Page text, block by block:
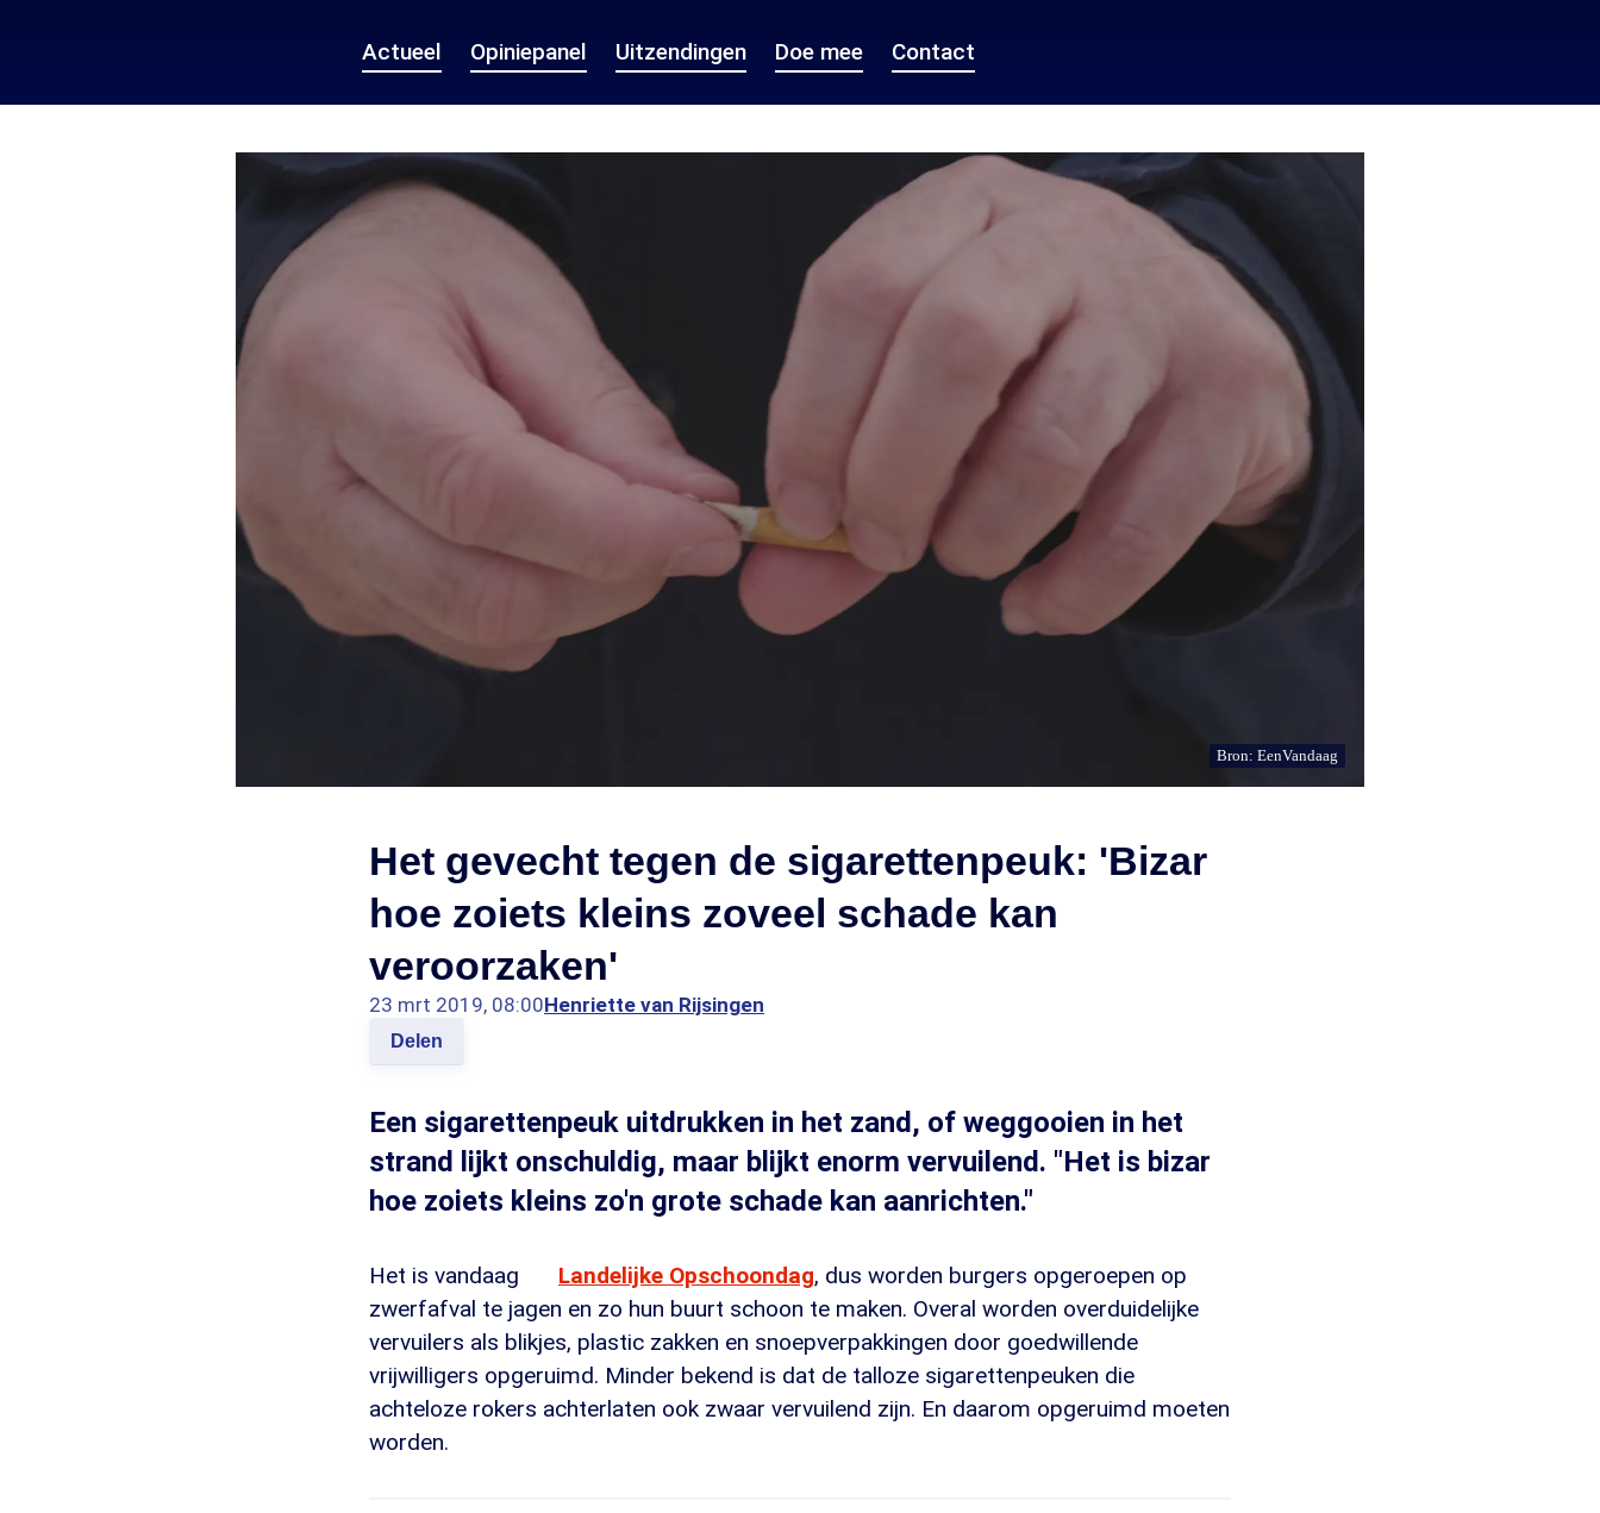
Actueel Opiniepanel Uitzendingen Doe mee Contact
Bron: EenVandaag
Het gevecht tegen de sigarettenpeuk: 'Bizar
hoe zoiets kleins zoveel schade kan
veroorzaken'
23 mrt 2019, 08:00Henriette van Rijsingen
Delen
Een sigarettenpeuk uitdrukken in het zand, of weggooien in het
strand lijkt onschuldig, maar blijkt enorm vervuilend. "Het is bizar
hoe zoiets kleins zo'n grote schade kan aanrichten."
Het is vandaag Landelijke Opschoondag, dus worden burgers opgeroepen op
zwerfafval te jagen en zo hun buurt schoon te maken. Overal worden overduidelijke
vervuilers als blikjes, plastic zakken en snoepverpakkingen door goedwillende
vrijwilligers opgeruimd. Minder bekend is dat de talloze sigarettenpeuken die
achteloze rokers achterlaten ook zwaar vervuilend zijn. En daarom opgeruimd moeten
worden.